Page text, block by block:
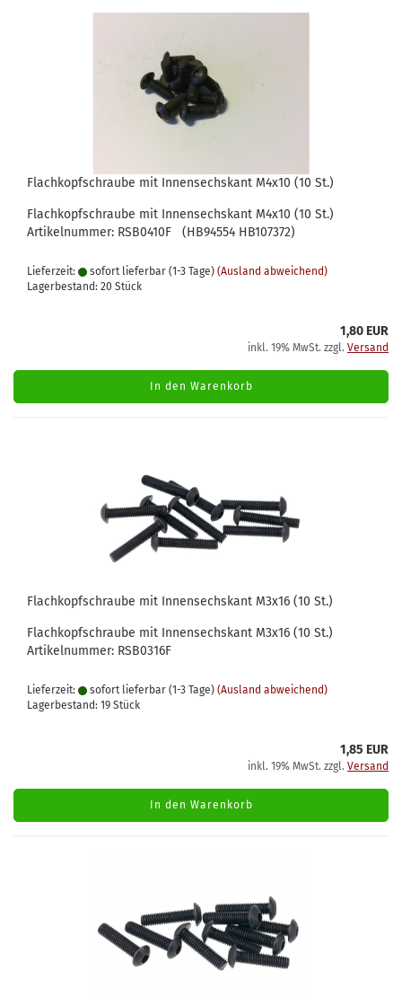
Flachkopfschraube mit Innensechskant M4x10 (10 St.)
Flachkopfschraube mit Innensechskant M4x10 (10 St.)
Artikelnummer: RSB0410F (​HB94554 HB107372)
Lieferzeit: sofort lieferbar (1-3 Tage) (Ausland abweichend)
Lagerbestand: 20 Stück
1,80 EUR
inkl. 19% MwSt. zzgl. Versand
In den Warenkorb
Flachkopfschraube mit Innensechskant M3x16 (10 St.)
Flachkopfschraube mit Innensechskant M3x16 (10 St.)
Artikelnummer: RSB0316F
Lieferzeit: sofort lieferbar (1-3 Tage) (Ausland abweichend)
Lagerbestand: 19 Stück
1,85 EUR
inkl. 19% MwSt. zzgl. Versand
In den Warenkorb